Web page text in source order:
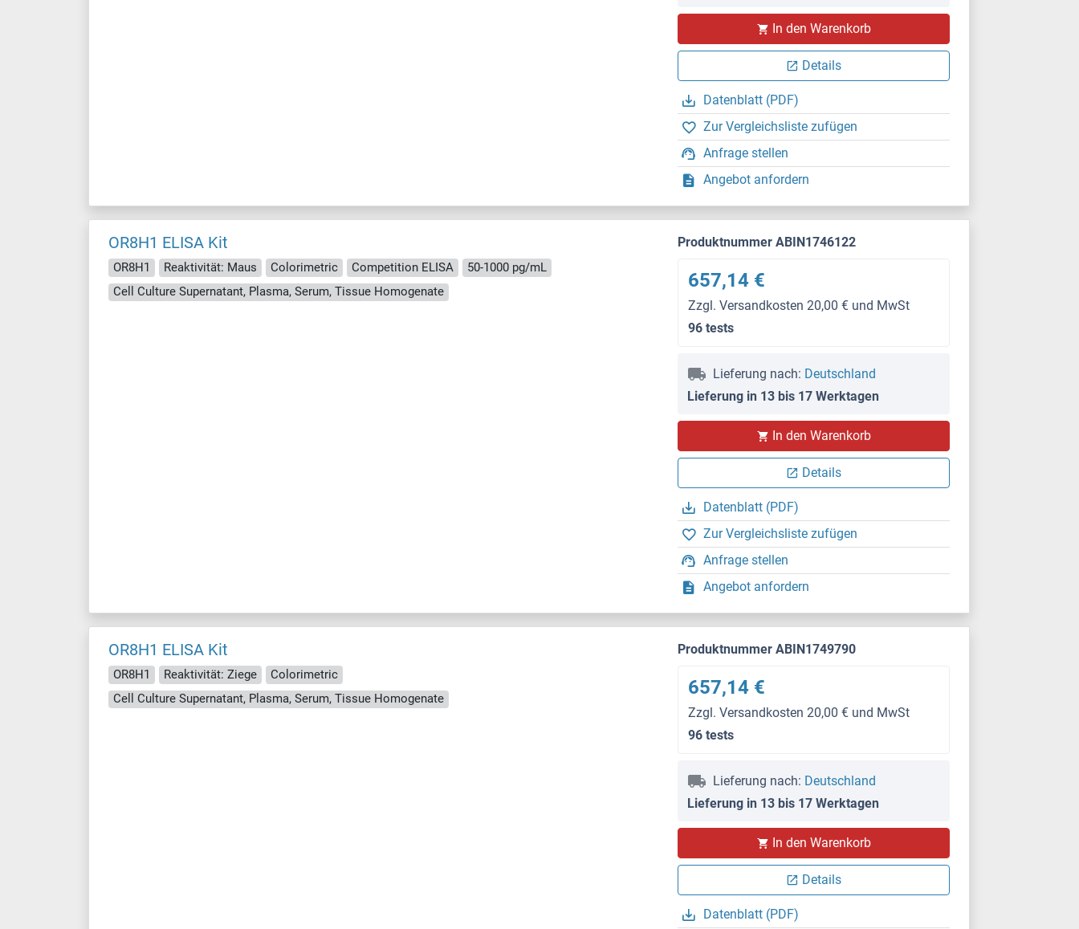
In den Warenkorb
Details
Datenblatt (PDF)
Zur Vergleichsliste zufügen
Anfrage stellen
Angebot anfordern
OR8H1 ELISA Kit
OR8H1 Reaktivität: Maus Colorimetric Competition ELISA
50-1000 pg/mL
Cell Culture Supernatant, Plasma, Serum, Tissue Homogenate
Produktnummer ABIN1746122
657,14 €
Zzgl. Versandkosten 20,00 € und MwSt
96 tests
Lieferung nach: Deutschland
Lieferung in 13 bis 17 Werktagen
In den Warenkorb
Details
Datenblatt (PDF)
Zur Vergleichsliste zufügen
Anfrage stellen
Angebot anfordern
OR8H1 ELISA Kit
OR8H1 Reaktivität: Ziege
Colorimetric
Cell Culture Supernatant, Plasma, Serum, Tissue Homogenate
Produktnummer ABIN1749790
657,14 €
Zzgl. Versandkosten 20,00 € und MwSt
96 tests
Lieferung nach: Deutschland
Lieferung in 13 bis 17 Werktagen
In den Warenkorb
Details
Datenblatt (PDF)